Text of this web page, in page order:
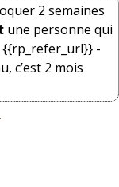
2 semaines
une personne qui
-
c’est 2 mois